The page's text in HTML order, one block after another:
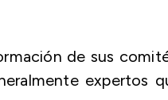
de sus
expertos